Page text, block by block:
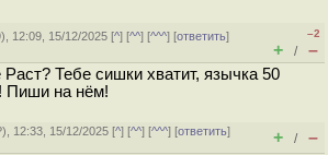
), 12:09, 15/12/2025 [^] [^^] [^^^] [ответить]
–2
+ / –
Тебе сишки хватит, язычка 50
Пиши на нём!
), 12:33, 15/12/2025 [^] [^^] [^^^] [ответить]
+ / –